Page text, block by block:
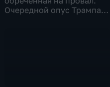
Очередной опус Трампа.